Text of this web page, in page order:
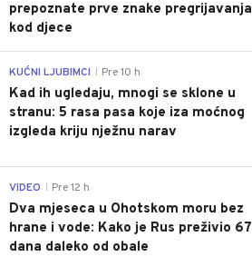
prepoznate prve znake pregrijavanja
kod djece
KUĆNI LJUBIMCI Pre 10 h
Kad ih ugledaju, mnogi se sklone u
stranu: 5 rasa pasa koje iza moćnog
izgleda kriju nježnu narav
VIDEO Pre 12 h
Dva mjeseca u Ohotskom moru bez
hrane i vode: Kako je Rus preživio 67
dana daleko od obale